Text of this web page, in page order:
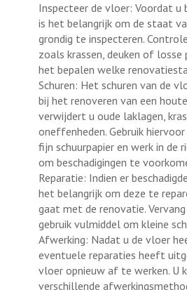
Inspecteer de vloer: Voordat
is het belangrijk om de staat
grondig te inspecteren.
zoals krassen, deuken of
het bepalen welke
Schuren: Het schuren van de
bij het renoveren van een
verwijdert u oude laklagen,
oneffenheden. Gebruik
fijn schuurpapier en werk in de
om beschadigingen te
Reparatie: Indien er
het belangrijk om deze te
gaat met de renovatie.
gebruik vulmiddel om kleine
Afwerking: Nadat u de vloer
eventuele reparaties heeft
vloer opnieuw af te werken. U
verschillende